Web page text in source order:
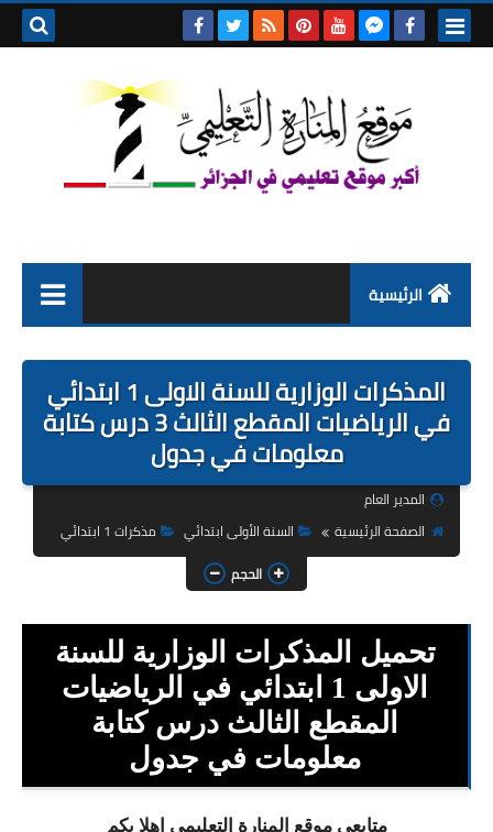
الرئيسية
التربية التحضيرية
السنة الاولى ابتدائي
السنة الثالثة ابتدائي
السنة الخامسة ابتدائي
شهادة التعليم الابتدائي
تزيين القسم
المذكرات الوزارية للسنة الاولى 1 ابتدائي
في الرياضيات المقطع الثالث 3 درس كتابة
معلومات في جدول
المدير العام
الصفحة الرئيسية
السنة الأولى ابتدائي
مذكرات 1 ابتدائي
الحجم
تحميل المذكرات الوزارية للسنة
الاولى 1 ابتدائي في الرياضيات
المقطع الثالث درس كتابة
معلومات في جدول
متابعي موقع المنارة التعليمي اهلا بكم